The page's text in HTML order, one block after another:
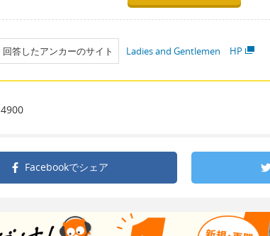
回答したアンカーのサイト Ladies and Gentlemen HP
4900
Facebookでシェア